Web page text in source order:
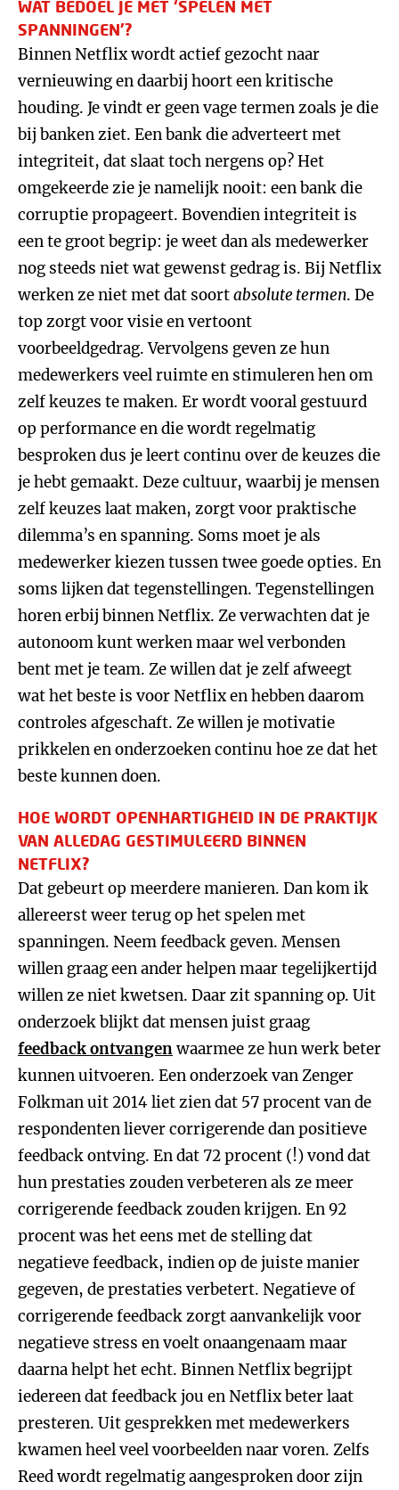
WAT BEDOEL JE MET ‘SPELEN MET
SPANNINGEN’?
Binnen Netflix wordt actief gezocht naar
vernieuwing en daarbij hoort een kritische
houding. Je vindt er geen vage termen zoals je die
bij banken ziet. Een bank die adverteert met
integriteit, dat slaat toch nergens op? Het
omgekeerde zie je namelijk nooit: een bank die
corruptie propageert. Bovendien integriteit is
een te groot begrip: je weet dan als medewerker
nog steeds niet wat gewenst gedrag is. Bij Netflix
werken ze niet met dat soortabsolute termen. De
top zorgt voor visie en vertoont
voorbeeldgedrag. Vervolgens geven ze hun
medewerkers veel ruimte en stimuleren hen om
zelf keuzes te maken. Er wordt vooral gestuurd
op performance en die wordt regelmatig
besproken dus je leert continu over de keuzes die
je hebt gemaakt. Deze cultuur, waarbij je mensen
zelf keuzes laat maken, zorgt voor praktische
dilemma’s en spanning. Soms moet je als
medewerker kiezen tussen twee goede opties. En
soms lijken dat tegenstellingen. Tegenstellingen
horen erbij binnen Netflix. Ze verwachten dat je
autonoom kunt werken maar wel verbonden
bent met je team. Ze willen dat je zelf afweegt
wat het beste is voor Netflix en hebben daarom
controles afgeschaft. Ze willen je motivatie
prikkelen en onderzoeken continu hoe ze dat het
beste kunnen doen.
HOE WORDT OPENHARTIGHEID IN DE PRAKTIJK
VAN ALLEDAG GESTIMULEERD BINNEN
NETFLIX?
Dat gebeurt op meerdere manieren. Dan kom ik
allereerst weer terug op het spelen met
spanningen. Neem feedback geven. Mensen
willen graag een ander helpen maar tegelijkertijd
willen ze niet kwetsen. Daar zit spanning op. Uit
onderzoek blijkt dat mensen juist graag
feedback ontvangenwaarmee ze hun werk beter
kunnen uitvoeren. Een onderzoek van Zenger
Folkman uit 2014 liet zien dat 57 procent van de
respondenten liever corrigerende dan positieve
feedback ontving. En dat 72 procent (!) vond dat
hun prestaties zouden verbeteren als ze meer
corrigerende feedback zouden krijgen. En 92
procent was het eens met de stelling dat
negatieve feedback, indien op de juiste manier
gegeven, de prestaties verbetert. Negatieve of
corrigerende feedback zorgt aanvankelijk voor
negatieve stress en voelt onaangenaam maar
daarna helpt het echt. Binnen Netflix begrijpt
iedereen dat feedback jou en Netflix beter laat
presteren. Uit gesprekken met medewerkers
kwamen heel veel voorbeelden naar voren. Zelfs
Reed wordt regelmatig aangesproken door zijn